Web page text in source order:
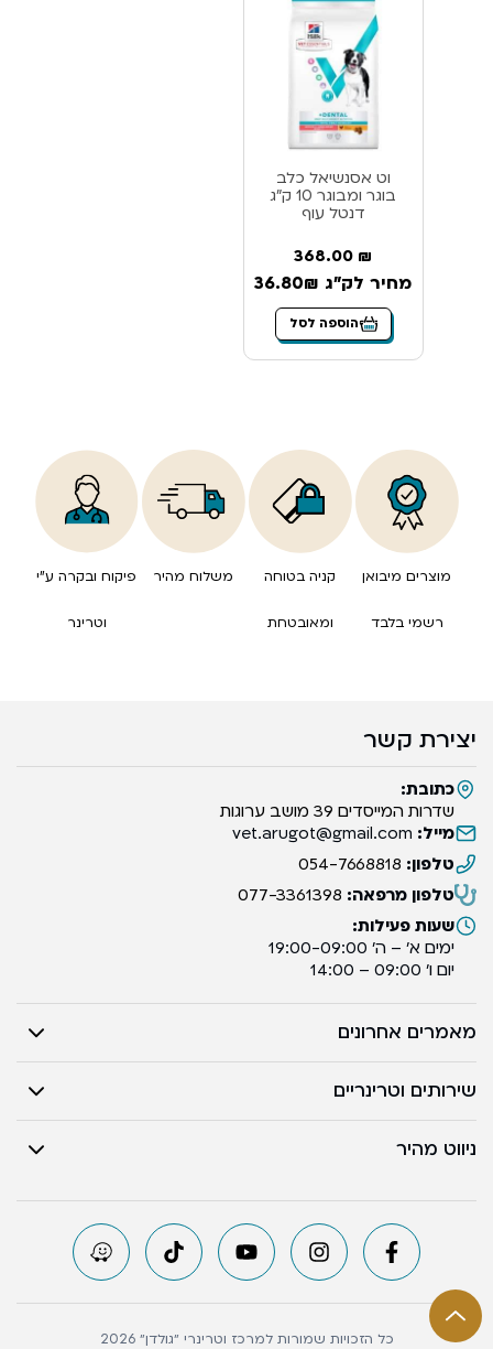
וט אסנשיאל כלב
בוגר ומבוגר 10 ק”ג
דנטל עוף
368.00 ₪
מחיר לק"ג 36.80₪
הוספה לסל
מוצרים מיבואן
רשמי בלבד
קניה בטוחה
ומאובטחת
משלוח מהיר פיקוח ובקרה ע”י
וטרינר
יצירת קשר
כתובת:
שדרות המייסדים 39 מושב ערוגות
מייל: vet.arugot@gmail.com
טלפון: 054-7668818
טלפון מרפאה: 077-3361398
שעות פעילות:
ימים א’ – ה’ 19:00-09:00
יום ו’ 09:00 – 14:00
מאמרים אחרונים
שירותים וטרינריים
ניווט מהיר
כל הזכויות שמורות למרכז וטרינרי ״גולדן״ 2026